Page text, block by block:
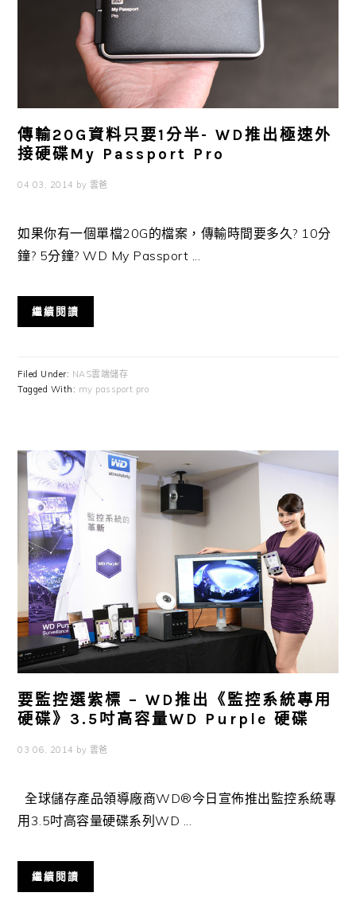
傳輸20G資料只要1分半- WD推出極速外
接硬碟My Passport Pro
04 03, 2014 by 雲爸
如果你有一個單檔20G的檔案，傳輸時間要多久? 10分
鐘? 5分鐘? WD My Passport ...
繼續閱讀
Filed Under: NAS雲端儲存
Tagged With: my passport pro
要監控選紫標 – WD推出《監控系統專用
硬碟》3.5吋高容量WD Purple 硬碟
03 06, 2014 by 雲爸
全球儲存產品領導廠商WD®今日宣佈推出監控系統專
用3.5吋高容量硬碟系列WD ...
繼續閱讀